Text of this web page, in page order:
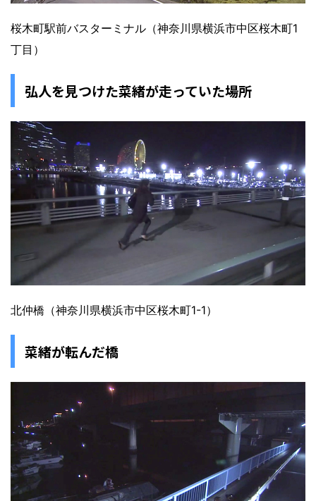
桜木町駅前バスターミナル（神奈川県横浜市中区桜木町1
丁目）
弘人を見つけた菜緒が走っていた場所
北仲橋（神奈川県横浜市中区桜木町1-1）
菜緒が転んだ橋